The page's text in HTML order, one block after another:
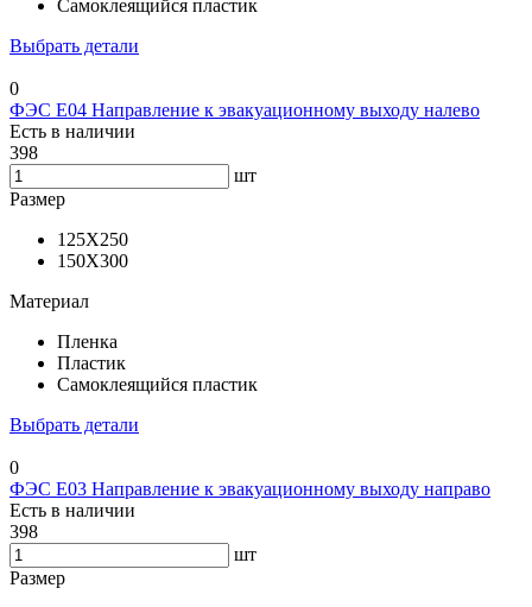
Самоклеящийся пластик
Выбрать детали
0
ФЭС E04 Направление к эвакуационному выходу налево
Есть в наличии
398
шт
Размер
125X250
150Х300
Материал
Пленка
Пластик
Самоклеящийся пластик
Выбрать детали
0
ФЭС E03 Направление к эвакуационному выходу направо
Есть в наличии
398
шт
Размер